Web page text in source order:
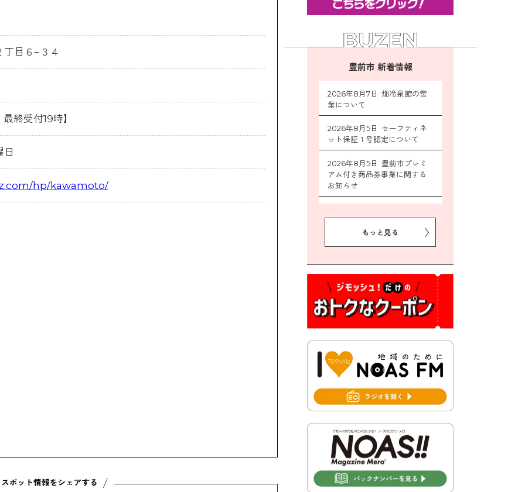
丁目６−３４
終受付19時】
日
hp/kawamoto/
豊前市 新着情報
2026年8月7日 畑冷泉館の営
業について
2026年8月5日 セーフティネ
ット保証１号認定について
2026年8月5日 豊前市プレミ
アム付き商品券事業に関する
お知らせ
ン作戦参加者募集
対抗「福岡駅伝」出場選手募
集！
2026年7月31日 第６次豊前市
総合計画後期基本計画策定業
書が変わります！
2026年7月30日 豊前市立豊前
中学校の進捗状況について
2026年7月30日 豊前市立学校
もっと見る